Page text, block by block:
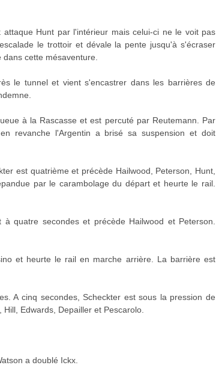
Hunt par l'intérieur mais celui-ci ne le voit pas
le trottoir et dévale la pente jusqu'à s'écraser
cette mésaventure.
le tunnel et vient s'encastrer dans les barrières de
à la Rascasse et est percuté par Reutemann. Par
revanche l'Argentin a brisé sa suspension et doit
est quatrième et précède Hailwood, Peterson, Hunt,
par le carambolage du départ et heurte le rail.
quatre secondes et précède Hailwood et Peterson.
et heurte le rail en marche arrière. La barrière est
A cinq secondes, Scheckter est sous la pression de
Edwards, Depailler et Pescarolo.
a doublé Ickx.